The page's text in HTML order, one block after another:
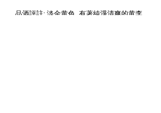
品酒評註: 淡金黄色, 有著純淨清爽的黄李